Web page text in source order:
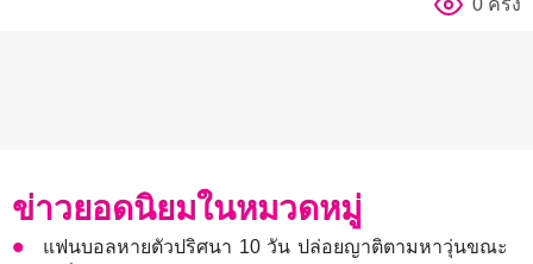
0 ครั้ง
ข่าวยอดนิยมในหมวดหมู่
แฟนบอลหายตัวปริศนา 10 วัน ปล่อยญาติตามหาวุ่นขณะ